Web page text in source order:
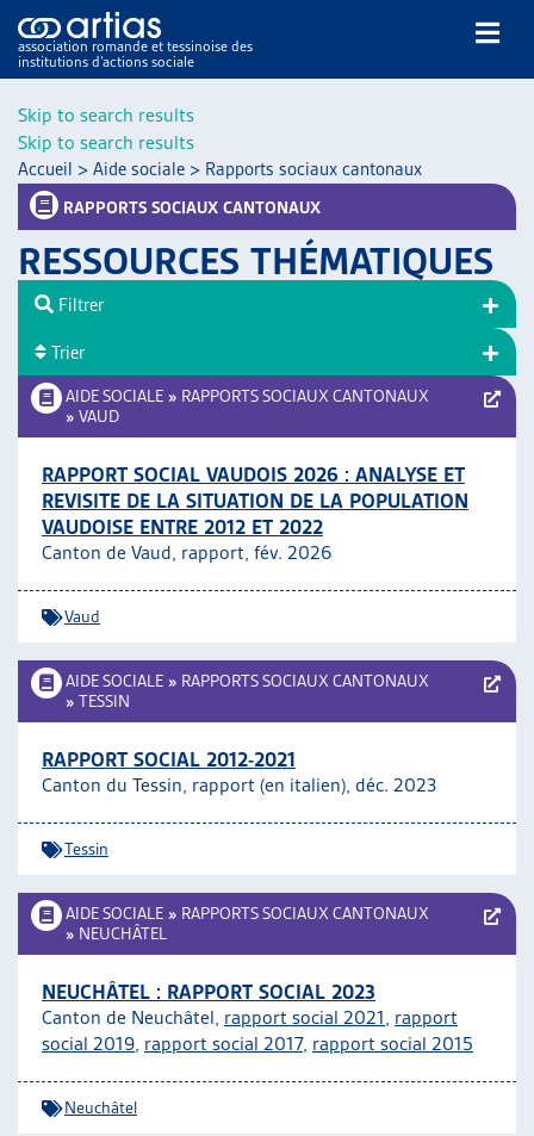
Skip to search results
Skip to search results
association romande et tessinoise des
institutions d’actions sociale
NOS PUBLICATIONS
DOSSIERS DU MOIS
VEILLE
RESSOURCES
GUIDE SOCIAL ROMAND
AUTRES
ARTIAS
PROJETS ET ACTIVITÉS
Accueil > Aide sociale > Rapports sociaux cantonaux
RAPPORTS SOCIAUX CANTONAUX
RESSOURCES THÉMATIQUES
AIDE SOCIALE » RAPPORTS SOCIAUX CANTONAUX
» VAUD
RAPPORT SOCIAL VAUDOIS 2026 : ANALYSE ET
REVISITE DE LA SITUATION DE LA POPULATION
VAUDOISE ENTRE 2012 ET 2022
Canton de Vaud, rapport, fév. 2026
Vaud
AIDE SOCIALE » RAPPORTS SOCIAUX CANTONAUX
» TESSIN
RAPPORT SOCIAL 2012-2021
Canton du Tessin, rapport (en italien), déc. 2023
Tessin
AIDE SOCIALE » RAPPORTS SOCIAUX CANTONAUX
» NEUCHÂTEL
NEUCHÂTEL : RAPPORT SOCIAL 2023
Canton de Neuchâtel, rapport social 2021, rapport
social 2019, rapport social 2017, rapport social 2015
Neuchâtel
Filtrer
Trier